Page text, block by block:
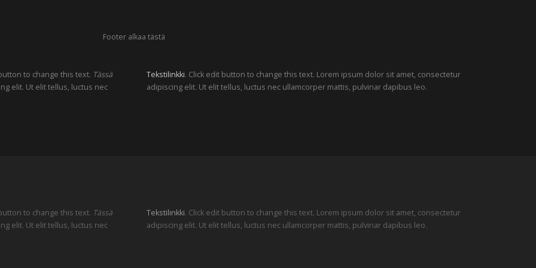
Footer alkaa tästä
to change this text. Tässä
elit. Ut elit tellus, luctus nec
Tekstilinkki. Click edit button to change this text. Lorem ipsum dolor sit amet, consectetur
adipiscing elit. Ut elit tellus, luctus nec ullamcorper mattis, pulvinar dapibus leo.
to change this text. Tässä
elit. Ut elit tellus, luctus nec
Tekstilinkki. Click edit button to change this text. Lorem ipsum dolor sit amet, consectetur
adipiscing elit. Ut elit tellus, luctus nec ullamcorper mattis, pulvinar dapibus leo.